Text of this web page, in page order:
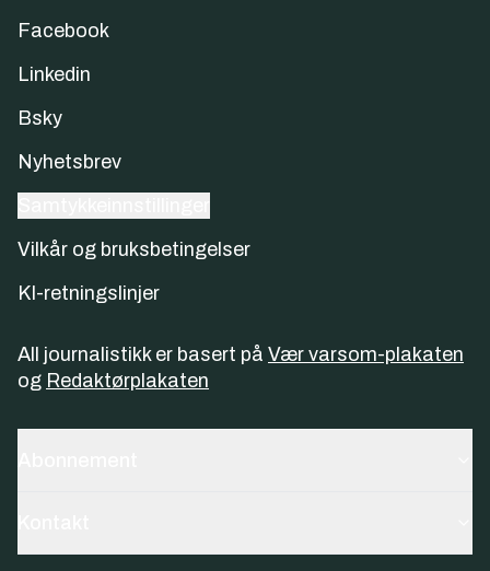
Facebook
Linkedin
Bsky
Nyhetsbrev
Vilkår og bruksbetingelser
KI-retningslinjer
All journalistikk er basert på Vær varsom-plakaten
og Redaktørplakaten